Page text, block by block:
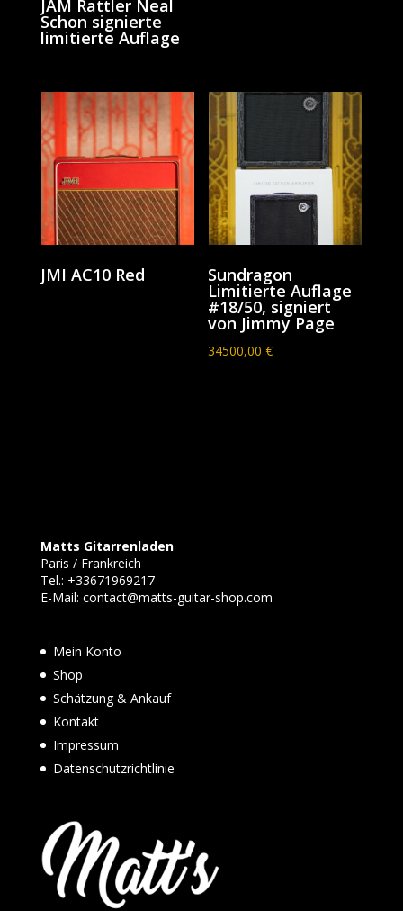
JAM Rattler Neal
Schon signierte
limitierte Auflage
JMI AC10 Red Sundragon
Limitierte Auflage
#18/50, signiert
von Jimmy Page
34500,00€
Matts Gitarrenladen
Paris / Frankreich
Tel.: +33671969217
E-Mail: contact@matts-guitar-shop.com
Mein Konto
Shop
Schätzung & Ankauf
Kontakt
Impressum
Datenschutzrichtlinie